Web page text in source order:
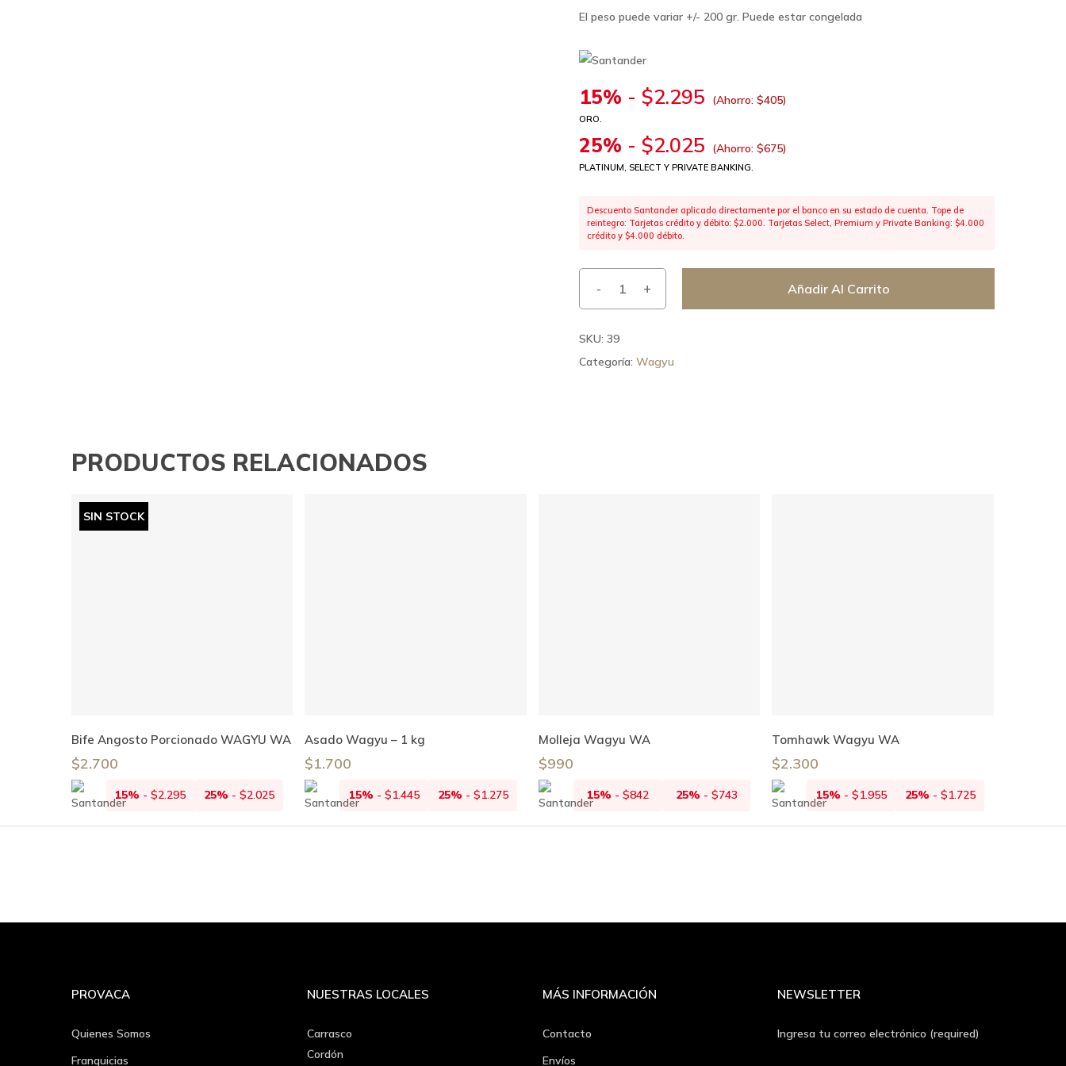
El peso puede variar +/- 200 gr. Puede estar congelada
15% -$2.295 (Ahorro:$405)
ORO.
25% -$2.025 (Ahorro:$675)
PLATINUM, SELECT Y PRIVATE BANKING.
Descuento Santander aplicado directamente por el banco en su estado de cuenta. Tope de
reintegro: Tarjetas crédito y débito: $2.000. Tarjetas Select, Premium y Private Banking: $4.000
crédito y $4.000 débito.
Añadir Al Carrito
SKU:39
Categoría:Wagyu
PRODUCTOS RELACIONADOS
SIN STOCK
Leer Más
Bife Angosto Porcionado WAGYU WA
$2.700
15% -$2.295 25% -$2.025
Añadir Al Carrito
Asado Wagyu – 1 kg
$1.700
15% - $1.445 25% - $1.275
Añadir Al Carrito
Molleja Wagyu WA
$990
15% - $842 25% - $743
Añadir Al Carrito
Tomhawk Wagyu WA
$2.300
15% - $1.955 25% - $1.725
PROVACA
Quienes Somos
Franquicias
NUESTRAS LOCALES
Carrasco
Cordón
MÁS INFORMACIÓN
Contacto
Envíos
NEWSLETTER
Ingresa tu correo electrónico (required)